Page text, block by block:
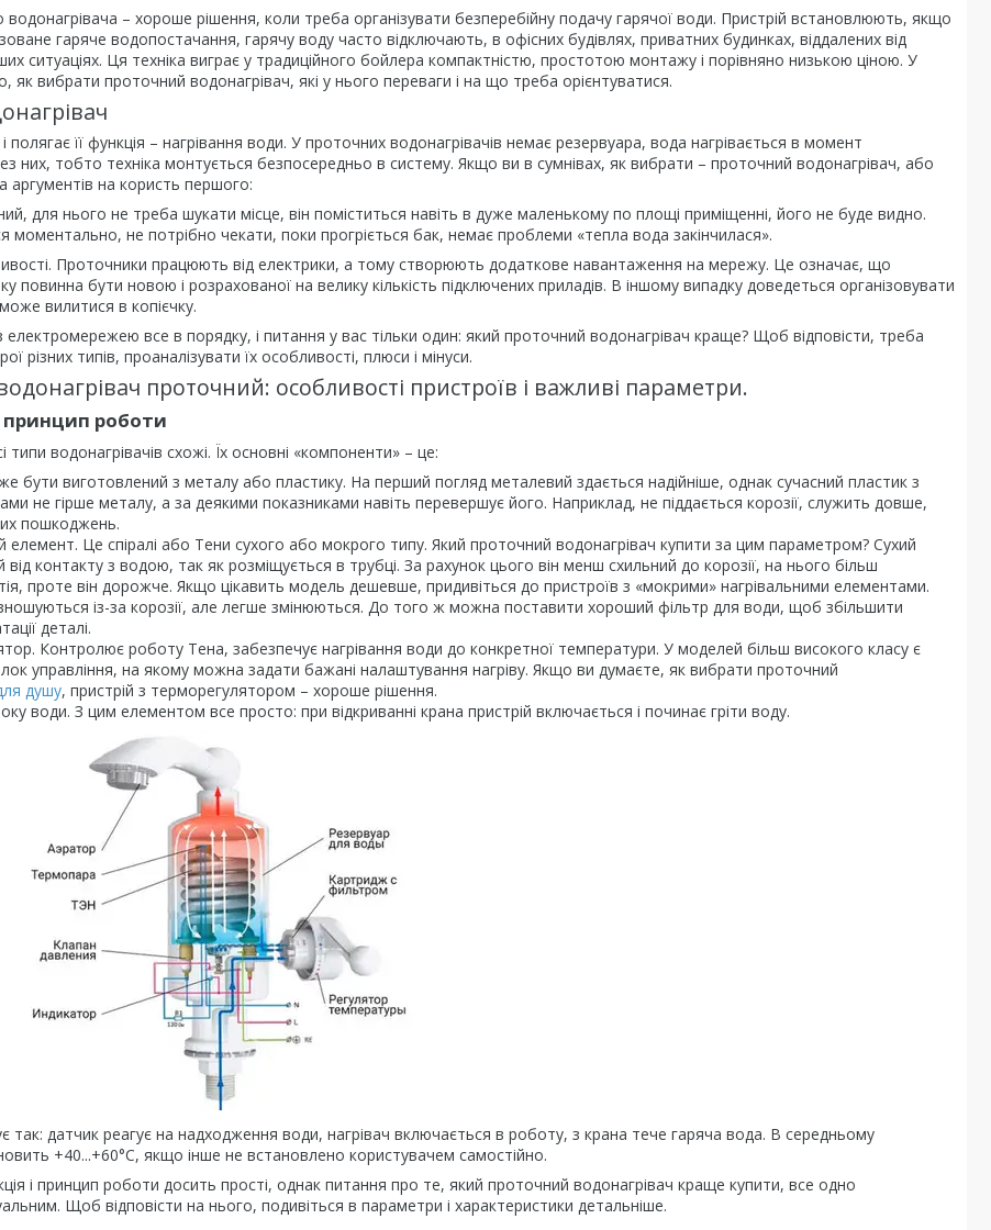
водонагрівача – хороше рішення, коли треба організувати безперебійну подачу гарячої води. Пристрій встановлюють, якщо
гаряче водопостачання, гарячу воду часто відключають, в офісних будівлях, приватних будинках, віддалених від
ситуаціях. Ця техніка виграє у традиційного бойлера компактністю, простотою монтажу і порівняно низькою ціною. У
як вибрати проточний водонагрівач, які у нього переваги і на що треба орієнтуватися.
полягає її функція – нагрівання води. У проточних водонагрівачів немає резервуара, вода нагрівається в момент
них, тобто техніка монтується безпосередньо в систему. Якщо ви в сумнівах, як вибрати – проточний водонагрівач, або
аргументів на користь першого:
для нього не треба шукати місце, він поміститься навіть в дуже маленькому по площі приміщенні, його не буде видно.
моментально, не потрібно чекати, поки прогріється бак, немає проблеми «тепла вода закінчилася».
Проточники працюють від електрики, а тому створюють додаткове навантаження на мережу. Це означає, що
повинна бути новою і розрахованої на велику кількість підключених приладів. В іншому випадку доведеться організовувати
вилитися в копієчку.
все в порядку, і питання у вас тільки один: який проточний водонагрівач краще? Щоб відповісти, треба
різних типів, проаналізувати їх особливості, плюси і мінуси.
проточний: особливості пристроїв і важливі параметри.
принцип роботи
типи водонагрівачів схожі. Їх основні «компоненти» – це:
бути виготовлений з металу або пластику. На перший погляд металевий здається надійніше, однак сучасний пластик з
не гірше металу, а за деякими показниками навіть перевершує його. Наприклад, не піддається корозії, служить довше,
пошкоджень.
елемент. Це спіралі або Тени сухого або мокрого типу. Який проточний водонагрівач купити за цим параметром? Сухий
контакту з водою, так як розміщується в трубці. За рахунок цього він менш схильний до корозії, на нього більш
проте він дорожче. Якщо цікавить модель дешевше, придивіться до пристроїв з «мокрими» нагрівальними елементами.
із-за корозії, але легше змінюються. До того ж можна поставити хороший фільтр для води, щоб збільшити
деталі.
Контролює роботу Тена, забезпечує нагрівання води до конкретної температури. У моделей більш високого класу є
управління, на якому можна задати бажані налаштування нагріву. Якщо ви думаєте, як вибрати проточний
душу, пристрій з терморегулятором – хороше рішення.
води. З цим елементом все просто: при відкриванні крана пристрій включається і починає гріти воду.
так: датчик реагує на надходження води, нагрівач включається в роботу, з крана тече гаряча вода. В середньому
+40...+60°С, якщо інше не встановлено користувачем самостійно.
і принцип роботи досить прості, однак питання про те, який проточний водонагрівач краще купити, все одно
Щоб відповісти на нього, подивіться в параметри і характеристики детальніше.